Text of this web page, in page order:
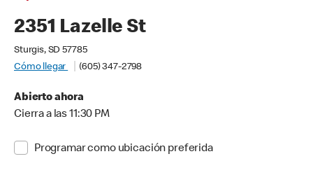
2351 Lazelle St
Sturgis, SD 57785
Cómo llegar
(605) 347-2798
Abierto ahora
Cierra a las 11:30 PM
Programar como ubicación preferida